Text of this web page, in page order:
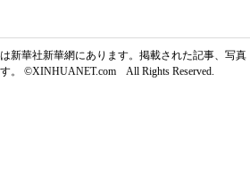
新華社新華網にあります。掲載された記事、写真
。 ©XINHUANET.com All Rights Reserved.